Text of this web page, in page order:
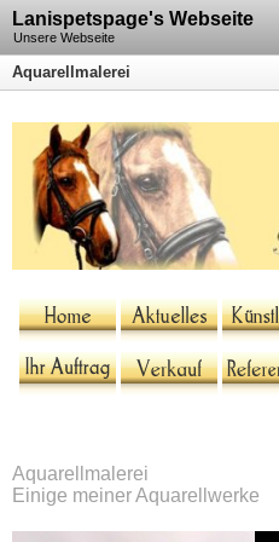
Lanispetspage's Webseite
Unsere Webseite
Aquarellmalerei
Aquarellmalerei
Einige meiner Aquarellwerke